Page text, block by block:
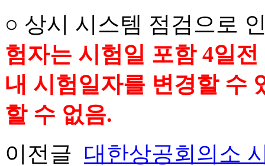
○ 상시 시스템 점검으로
험자는 시험일 포함 4일
내 시험일자를 변경할 수
할 수 없음.
이전글 대한상공회의소